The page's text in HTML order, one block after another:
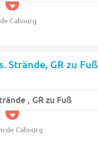
Cabourg
Strände, GR zu Fuß
, GR zu Fuß
de Cabourg